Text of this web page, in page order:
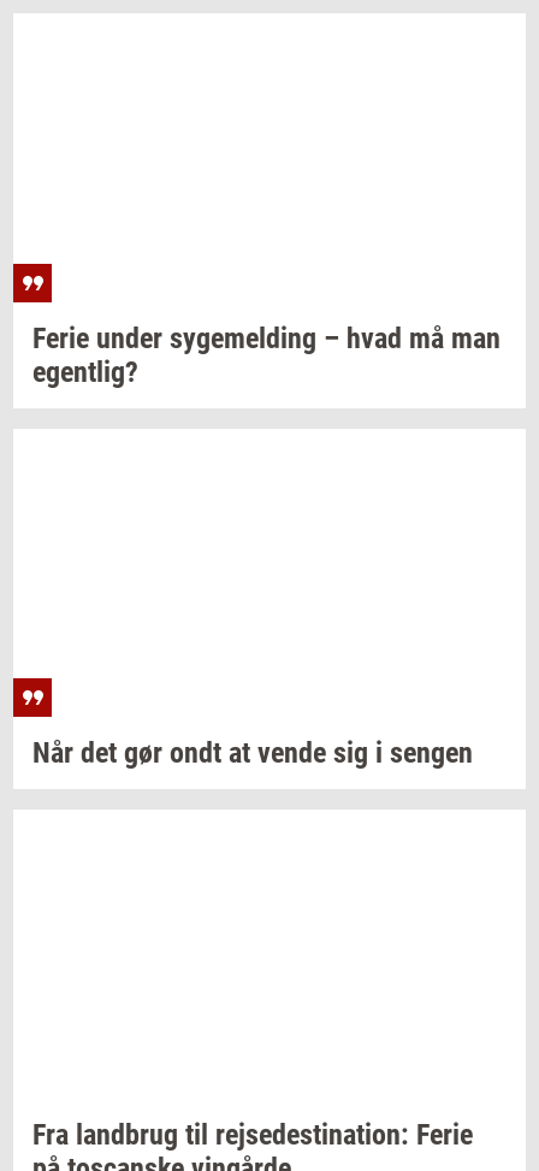
Ferie under sy­ge­mel­ding – hvad må man
egent­lig?
Når det gør ondt at vende sig i sen­gen
Fra land­brug til rej­se­desti­na­tion: Ferie